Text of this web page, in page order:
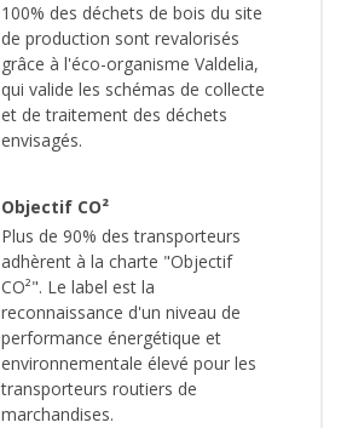
100% des déchets de bois du site
de production sont revalorisés
grâce à l'éco-organisme Valdelia,
qui valide les schémas de collecte
et de traitement des déchets
envisagés.
Objectif CO²
Plus de 90% des transporteurs
adhèrent à la charte "Objectif
CO²". Le label est la
reconnaissance d'un niveau de
performance énergétique et
environnementale élevé pour les
transporteurs routiers de
marchandises.